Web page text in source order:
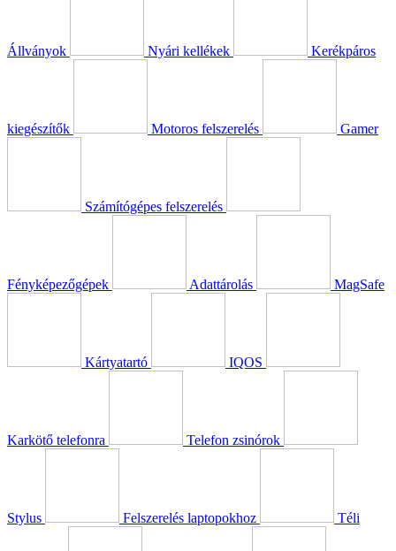
Állványok Nyári kellékek Kerékpáros
kiegészítők Motoros felszerelés Gamer
Számítógépes felszerelés
Fényképezőgépek Adattárolás MagSafe
Kártyatartó IQOS
Karkötő telefonra Telefon zsinórok
Stylus Felszerelés laptopokhoz Téli